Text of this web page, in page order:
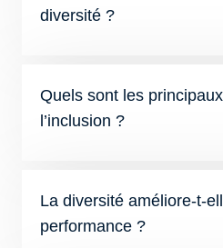
diversité ?
Quels sont les
l’inclusion ?
La diversité améliore-t-
performance ?